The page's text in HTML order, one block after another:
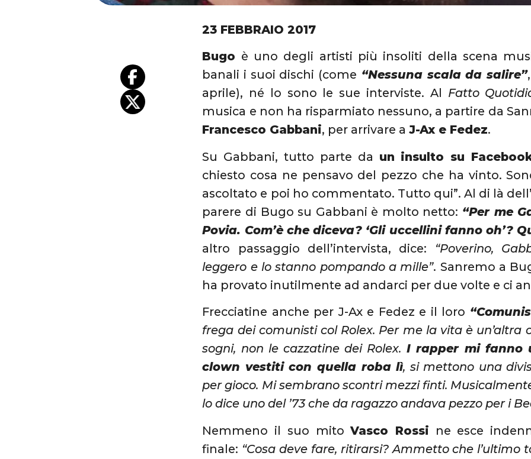
23 FEBBRAIO 2017
Bugo è uno degli artisti più insoliti della scena
banali i suoi dischi (come “Nessuna scala da salire”
aprile), né lo sono le sue interviste. Al Fatto
musica e non ha risparmiato nessuno, a partire da
Francesco Gabbani, per arrivare aJ-Ax e Fedez.
Su Gabbani, tutto parte da un insulto su
chiesto cosa ne pensavo del pezzo che ha vinto.
ascoltato e poi ho commentato. Tutto qui”. Al di là
parere di Bugo su Gabbani è molto netto: “Per me
Povia. Com’è che diceva? ‘Gli uccellini fanno oh’?
altro passaggio dell’intervista, dice: “Poverino,
leggero e lo stanno pompando a mille”. Sanremo a
ha provato inutilmente ad andarci per due volte e ci
Frecciatine anche per J-Ax e Fedez e il loro
frega dei comunisti col Rolex. Per me la vita è un’altra
sogni, non le cazzatine dei Rolex. I rapper mi fanno
clown vestiti con quella roba lì, si mettono una
per gioco. Mi sembrano scontri mezzi finti.
lo dice uno del ’73 che da ragazzo andava pezzo per i
Nemmeno il suo mitoVasco Rossi ne esce
finale: “Cosa deve fare, ritirarsi? Ammetto che